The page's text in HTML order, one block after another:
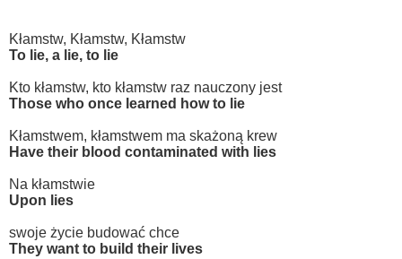
Kłamstw, Kłamstw, Kłamstw
To lie, a lie, to lie
Kto kłamstw, kto kłamstw raz nauczony jest
Those who once learned how to lie
Kłamstwem, kłamstwem ma skażoną krew
Have their blood contaminated with lies
Na kłamstwie
Upon lies
swoje życie budować chce
They want to build their lives